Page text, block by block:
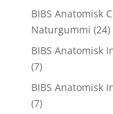
BIBS Anatomisk
Naturgummi (24)
BIBS Anatomisk
(7)
BIBS Anatomisk
(7)